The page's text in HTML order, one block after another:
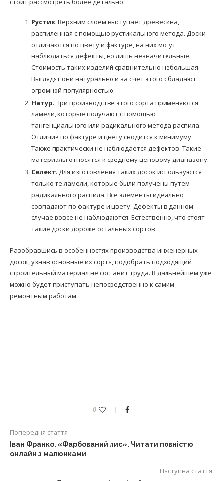
стоит рассмотреть более детально:
Рустик. Верхним слоем выступает древесина,
распиленная с помощью рустикального метода. Доски
отличаются по цвету и фактуре, на них могут
наблюдаться дефекты, но лишь незначительные.
Стоимость таких изделий сравнительно небольшая.
Выглядят они натурально и за счет этого обладают
огромной популярностью.
Натур. При производстве этого сорта применяются
ламели, которые получают с помощью
тангенциального или радикального метода распила.
Отличие по фактуре и цвету сводится к минимуму.
Также практически не наблюдается дефектов. Такие
материалы относятся к среднему ценовому диапазону.
Селект. Для изготовления таких досок используются
только те ламели, которые были получены путем
радикального распила. Все элементы идеально
совпадают по фактуре и цвету. Дефекты в данном
случае вовсе не наблюдаются. Естественно, что стоят
такие доски дороже остальных сортов.
Разобравшись в особенностях производства инженерных
досок, узнав основные их сорта, подобрать подходящий
строительный материал не составит труда. В дальнейшем уже
можно будет приступать непосредственно к самим
ремонтным работам.
0
Попередня стаття
Іван Франко. «Фарбований лис». Читати повністю
онлайн з малюнками
Наступна стаття